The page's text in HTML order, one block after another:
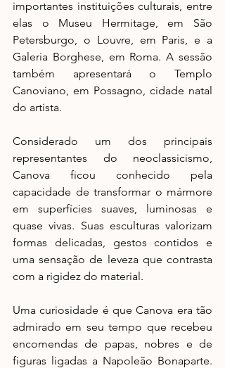
importantes instituições culturais, entre
elas o Museu Hermitage, em São
Petersburgo, o Louvre, em Paris, e a
Galeria Borghese, em Roma. A sessão
também apresentará o Templo
Canoviano, em Possagno, cidade natal
do artista.
Considerado um dos principais
representantes do neoclassicismo,
Canova ficou conhecido pela
capacidade de transformar o mármore
em superfícies suaves, luminosas e
quase vivas. Suas esculturas valorizam
formas delicadas, gestos contidos e
uma sensação de leveza que contrasta
com a rigidez do material.
Uma curiosidade é que Canova era tão
admirado em seu tempo que recebeu
encomendas de papas, nobres e de
figuras ligadas a Napoleão Bonaparte.